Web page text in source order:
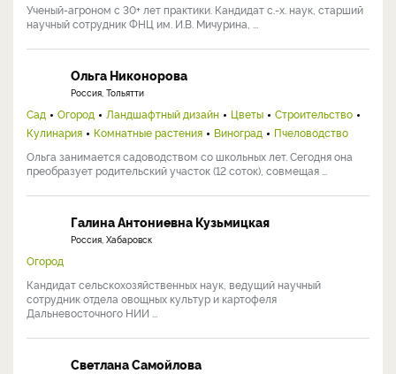
Ученый-агроном с 30+ лет практики. Кандидат с.-х. наук, старший
научный сотрудник ФНЦ им. И.В. Мичурина, ...
Ольга Никонорова
Россия, Тольятти
Сад Огород Ландшафтный дизайн Цветы
Строительство
Кулинария
Комнатные растения Виноград
Пчеловодство
Ольга занимается садоводством со школьных лет. Сегодня она
преобразует родительский участок (12 соток), совмещая ...
Галина Антониевна Кузьмицкая
Россия, Хабаровск
Огород
Кандидат сельскохозяйственных наук, ведущий научный
сотрудник отдела овощных культур и картофеля
Дальневосточного НИИ ...
Светлана Самойлова